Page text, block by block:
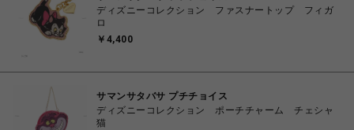
ディズニーコレクション ファスナートップ フィガ
ロ
￥4,400
サマンサタバサ プチチョイス
ディズニーコレクション ポーチチャーム チェシャ
猫